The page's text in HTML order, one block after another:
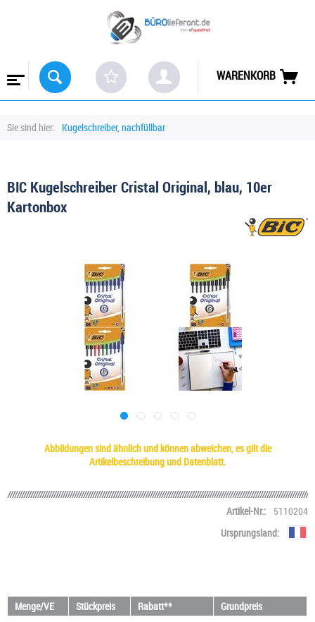
WARENKORB
Sie sind hier: Kugelschreiber, nachfüllbar
BIC Kugelschreiber Cristal Original, blau, 10er
Kartonbox
Abbildungen sind ähnlich und können abweichen, es gilt die
Artikelbeschreibung und Datenblatt.
Artikel-Nr.:
5110204
Ursprungsland:
Menge/VE Stückpreis Rabatt**
Grundpreis